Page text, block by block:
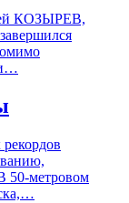
КОЗЫРЕВ,
50-метровом